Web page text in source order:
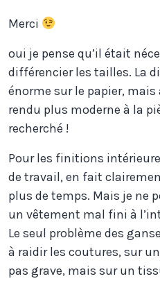
Merci
oui je pense qu’il était
différencier les tailles. La
énorme sur le papier,
rendu plus moderne à la
recherché !
Pour les finitions
de travail, en fait
plus de temps. Mais je ne
un vêtement mal fini à
Le seul problème des
à raidir les coutures, sur
pas grave, mais sur un